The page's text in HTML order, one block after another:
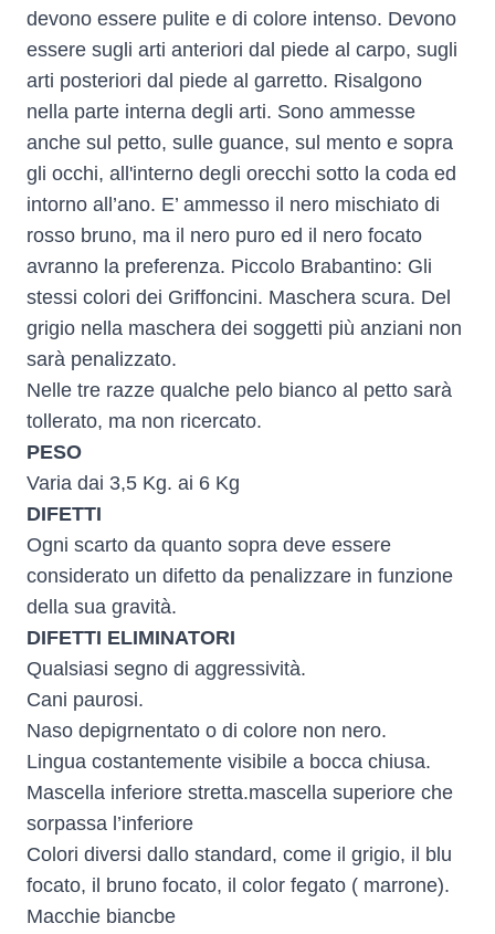
devono essere pulite e di colore intenso. Devono
essere sugli arti anteriori dal piede al carpo, sugli
arti posteriori dal piede al garretto. Risalgono
nella parte interna degli arti. Sono ammesse
anche sul petto, sulle guance, sul mento e sopra
gli occhi, all'interno degli orecchi sotto la coda ed
intorno all’ano. E’ ammesso il nero mischiato di
rosso bruno, ma il nero puro ed il nero focato
avranno la preferenza. Piccolo Brabantino: Gli
stessi colori dei Griffoncini. Maschera scura. Del
grigio nella maschera dei soggetti più anziani non
sarà penalizzato.
Nelle tre razze qualche pelo bianco al petto sarà
tollerato, ma non ricercato.
PESO
Varia dai 3,5 Kg. ai 6 Kg
DIFETTI
Ogni scarto da quanto sopra deve essere
considerato un difetto da penalizzare in funzione
della sua gravità.
DIFETTI ELIMINATORI
Qualsiasi segno di aggressività.
Cani paurosi.
Naso depigrnentato o di colore non nero.
Lingua costantemente visibile a bocca chiusa.
Mascella inferiore stretta.mascella superiore che
sorpassa l’inferiore
Colori diversi dallo standard, come il grigio, il blu
focato, il bruno focato, il color fegato ( marrone).
Macchie biancbe